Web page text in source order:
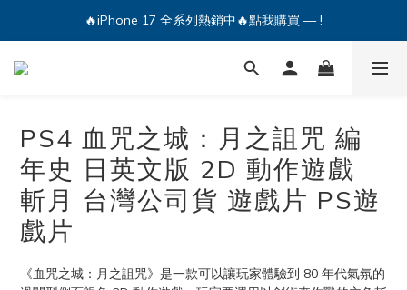
🔥iPhone 17 全系列熱銷中🔥點我購買 — !
🔥iPhone 17 全系列熱銷中🔥點我購買 — !
💕加入Q哥 Line 新好友領優惠券！🎫
PS4 血咒之城：月之詛咒 編
年史 日英文版 2D 動作遊戲
斬月 台灣公司貨 遊戲片 PS遊
戲片
《血咒之城：月之詛咒》是一款可以讓玩家體驗到 80 年代氣氛的